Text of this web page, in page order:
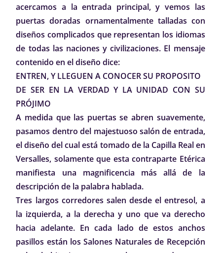
acercamos a la entrada principal, y vemos las
puertas doradas ornamentalmente talladas con
diseños complicados que representan los idiomas
de todas las naciones y civilizaciones. El mensaje
contenido en el diseño dice:
ENTREN, Y LLEGUEN A CONOCER SU PROPOSITO
DE SER EN LA VERDAD Y LA UNIDAD CON SU
PRÓJIMO
A medida que las puertas se abren suavemente,
pasamos dentro del majestuoso salón de entrada,
el diseño del cual está tomado de la Capilla Real en
Versalles, solamente que esta contraparte Etérica
manifiesta una magnificencia más allá de la
descripción de la palabra hablada.
Tres largos corredores salen desde el entresol, a
la izquierda, a la derecha y uno que va derecho
hacia adelante. En cada lado de estos anchos
pasillos están los Salones Naturales de Recepción